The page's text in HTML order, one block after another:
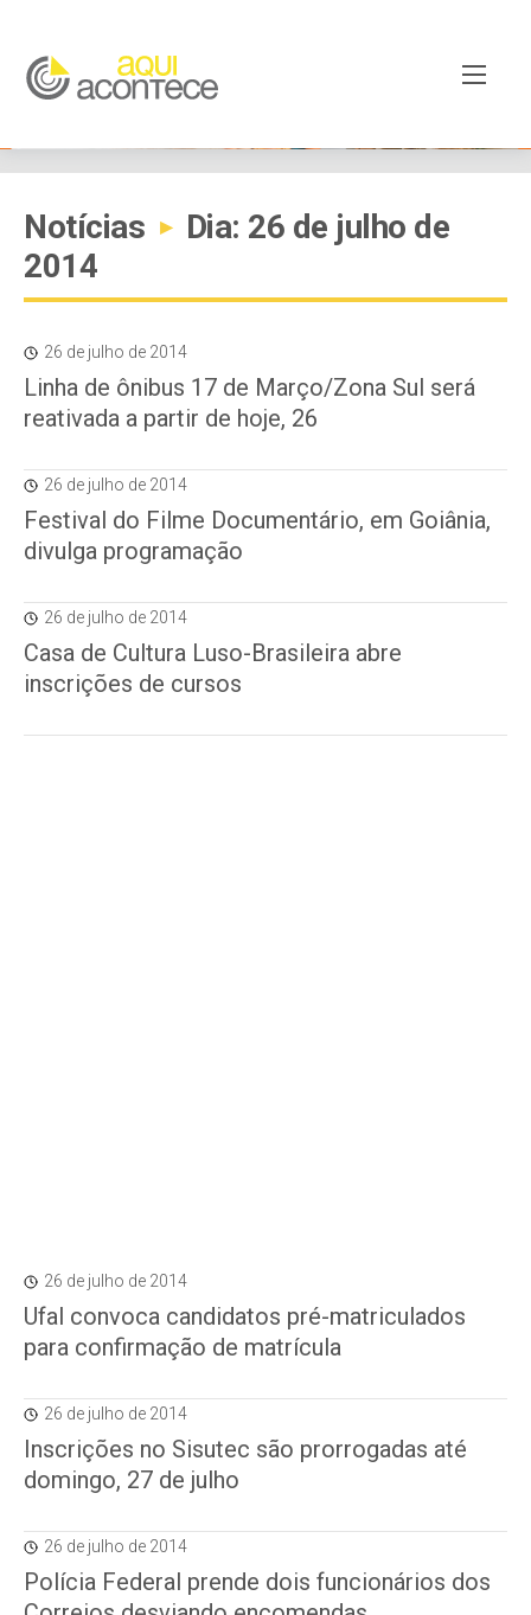
Notícias ▸
Dia: 26 de julho de
2014
26 de julho de 2014
Linha de ônibus 17 de Março/Zona Sul será
reativada a partir de hoje, 26
26 de julho de 2014
Festival do Filme Documentário, em Goiânia,
divulga programação
26 de julho de 2014
Casa de Cultura Luso-Brasileira abre
inscrições de cursos
26 de julho de 2014
Ufal convoca candidatos pré-matriculados
para confirmação de matrícula
26 de julho de 2014
Inscrições no Sisutec são prorrogadas até
domingo, 27 de julho
26 de julho de 2014
Polícia Federal prende dois funcionários dos